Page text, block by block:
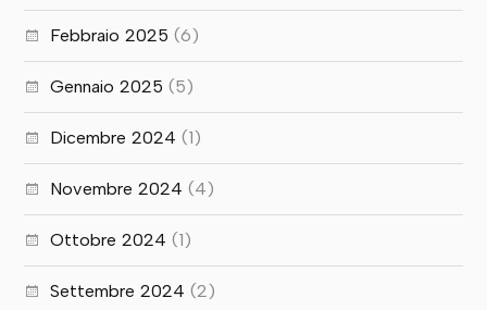
Febbraio 2025 (6)
Gennaio 2025 (5)
Dicembre 2024 (1)
Novembre 2024 (4)
Ottobre 2024 (1)
Settembre 2024 (2)